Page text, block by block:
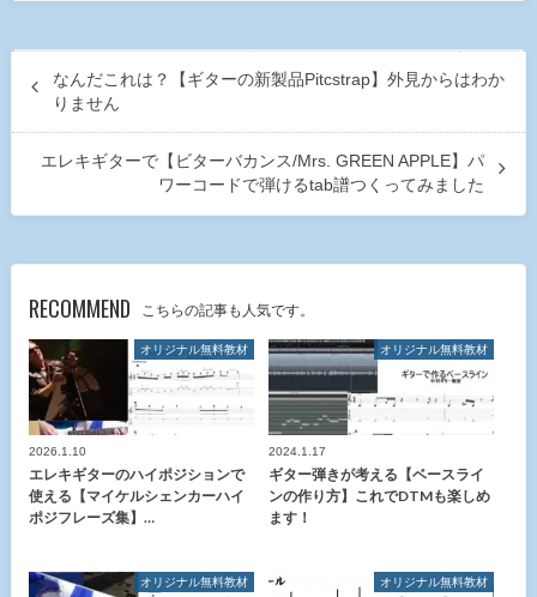
なんだこれは？【ギターの新製品Pitcstrap】外見からはわか
りません
エレキギターで【ビターバカンス/Mrs. GREEN APPLE】パ
ワーコードで弾けるtab譜つくってみました
RECOMMEND こちらの記事も人気です。
オリジナル無料教材
2026.1.10
エレキギターのハイポジションで
使える【マイケルシェンカーハイ
ポジフレーズ集】…
オリジナル無料教材
2024.1.17
ギター弾きが考える【ベースライ
ンの作り方】これでDTMも楽しめ
ます！
オリジナル無料教材 オリジナル無料教材